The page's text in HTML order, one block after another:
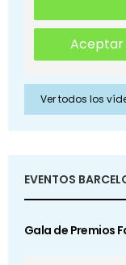
Aceptar
Ver todos los
EVENTOS
Gala de Premios